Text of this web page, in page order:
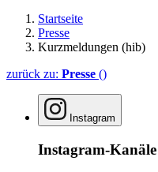
Startseite
Presse
Kurzmeldungen (hib)
zurück zu: Presse ()
Instagram
Instagram-Kanäle